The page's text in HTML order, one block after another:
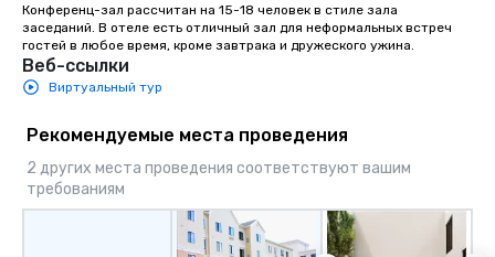
Конференц-зал рассчитан на 15-18 человек в стиле зала
заседаний. В отеле есть отличный зал для неформальных встреч
гостей в любое время, кроме завтрака и дружеского ужина.
Веб-ссылки
Виртуальный тур
Рекомендуемые места проведения
2 других места проведения соответствуют вашим
требованиям